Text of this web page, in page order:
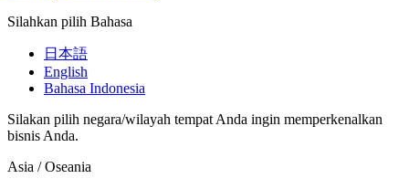
Silahkan pilih Bahasa
日本語
English
Bahasa Indonesia
Silakan pilih negara/wilayah tempat Anda ingin memperkenalkan
bisnis Anda.
Asia / Oseania